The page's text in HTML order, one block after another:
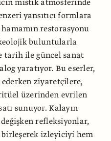
mistik atmosferinde
yansıtıcı formlara
restorasyonu
buluntularla
tarih ile güncel sanat
yaratıyor. Bu eserler,
ziyaretçilere,
üzerinden evrilen
sunuyor. Kalayın
değişken refleksiyonlar,
birleşerek izleyiciyi hem